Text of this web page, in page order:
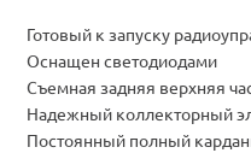
Готовый к запуску
Оснащен светодиодами
Съемная задняя верхняя
Надежный коллекторный
Постоянный полный